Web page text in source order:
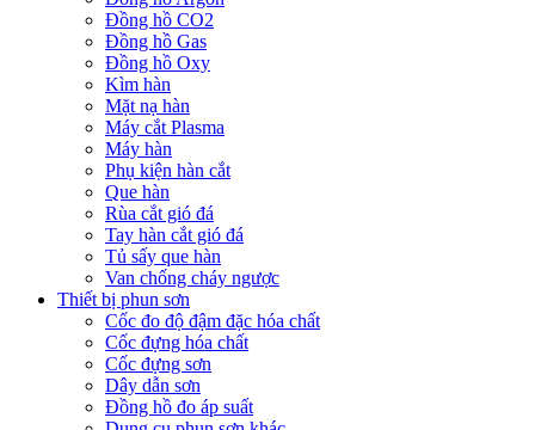
Đồng hồ CO2
Đồng hồ Gas
Đồng hồ Oxy
Kìm hàn
Mặt nạ hàn
Máy cắt Plasma
Máy hàn
Phụ kiện hàn cắt
Que hàn
Rùa cắt gió đá
Tay hàn cắt gió đá
Tủ sấy que hàn
Van chống cháy ngược
Thiết bị phun sơn
Cốc đo độ đậm đặc hóa chất
Cốc đựng hóa chất
Cốc đựng sơn
Dây dẫn sơn
Đồng hồ đo áp suất